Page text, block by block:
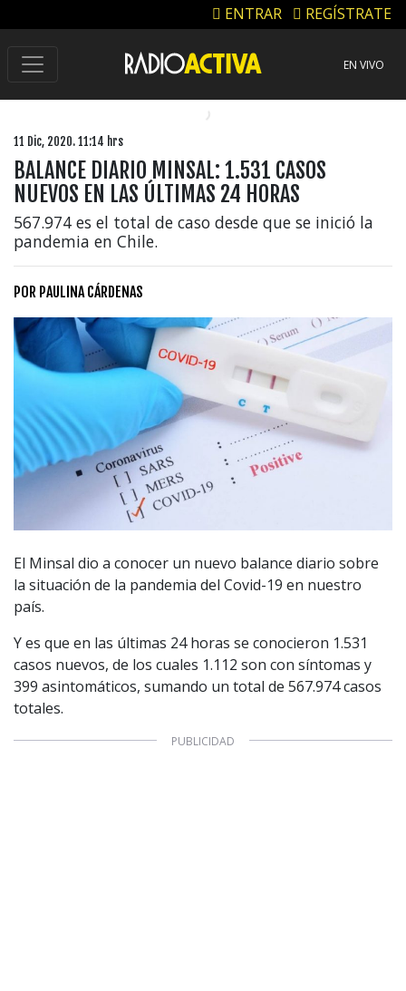
ENTRAR REGÍSTRATE
EN VIVO
11 Dic, 2020. 11:14 hrs
BALANCE DIARIO MINSAL: 1.531 CASOS
NUEVOS EN LAS ÚLTIMAS 24 HORAS
567.974 es el total de caso desde que se inició la
pandemia en Chile.
POR PAULINA CÁRDENAS
El Minsal dio a conocer un nuevo balance diario sobre
la situación de la pandemia del Covid-19 en nuestro
país.
Y es que en las últimas 24 horas se conocieron 1.531
casos nuevos, de los cuales 1.112 son con síntomas y
399 asintomáticos, sumando un total de 567.974 casos
totales.